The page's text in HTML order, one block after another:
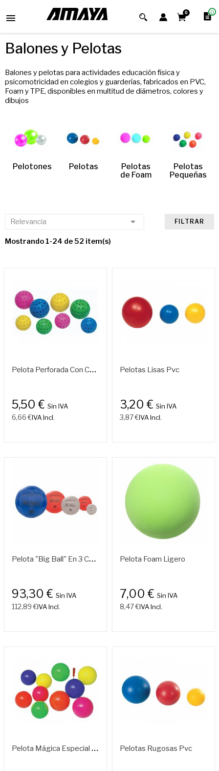
0
 0
Balones y Pelotas
Balones y pelotas para actividades educación física y
psicomotricidad en colegios y guarderías, fabricados en PVC,
Foam y TPE, disponibles en multitud de diámetros, colores y
dibujos
Pelotones Pelotas
Pelotas
de Foam
Pelotas
Pequeñas
Relevancia  FILTRAR
Mostrando 1-24 de 52 item(s)
P
Elota Perforada Con Cascabel Sensorial 120 Mm Ldpe
5,50 € Sin IVA
6,66 €IVA Incl.
Pelotas Lisas Pvc
3,20 € Sin IVA
3,87 €IVA Incl.
P
Elota "big Ball" En 3 Colores Y 5 Diámetros
93,30 € Sin IVA
112,89 €IVA Incl.
Pelota Foam Ligero
7,00 € Sin IVA
8,47 €IVA Incl.
P
Elota Mágica Especial – Varios Diámetros Ø140 / Ø160 Mm Pelotas Rugosas Pvc